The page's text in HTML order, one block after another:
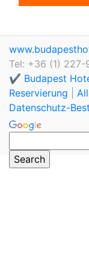
Tel: +36 (1) 227-
✔️ Budapest
Reservierung
Datenschutz-